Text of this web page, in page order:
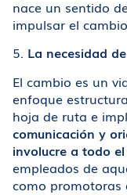
nace un sentido
impulsar el
5. La necesidad
El cambio es un
enfoque
hoja de ruta e
comunicación y
involucre a todo
empleados de
como promotoras